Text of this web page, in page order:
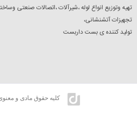
تهیه وتوزیع انواع لوله ،شیرآلات ،اتصالات صنعتی
تجهیزات آتشنشانی،
تولید کننده ی بست داربست
کلیه حقوق مادی و